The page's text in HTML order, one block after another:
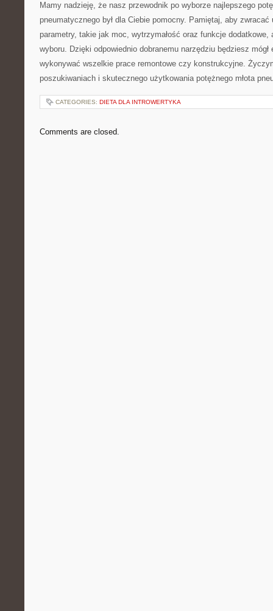
Mamy nadzieję,‌ że nasz przewodnik po wyborze najlepszego
pneumatycznego był dla Ciebie ⁤pomocny.⁤ Pamiętaj, aby ​zwracać
parametry, takie jak moc, wytrzymałość oraz funkcje dodatkowe,
wyboru.‍ Dzięki odpowiednio dobranemu narzędziu będziesz
wykonywać wszelkie prace remontowe czy konstrukcyjne.
poszukiwaniach i skutecznego użytkowania potężnego młota
CATEGORIES: DIETA DLA INTROWERTYKA
Comments are closed.